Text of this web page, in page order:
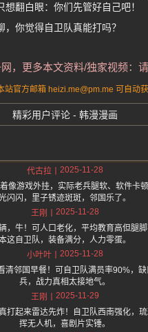
翻白眼：你们先管好自己吧！
你觉得自卫队真能打吗？
，更多本文资料/独家视频：
官方邮箱 heizi.me@pm.me 可自动
精彩用户评论 - 韩漫漫画
代古拉
2025-11-28
像游戏外挂，实际老兵腿软、软件卡
闪闪，里子锈迹斑斑，邻国乐了。
王刚
2025-11-28
牛！可人口老化，平均教育高但腿
这自卫队，装备满分，人力零蛋。
小叶叶
2025-11-28
邻国早餐！可自卫队满员率90%，
兵，战力真相太接地气。
王刚
2025-11-29
起来雷达先炸！自卫队西南强化，
挥无人机，喜剧片实锤。